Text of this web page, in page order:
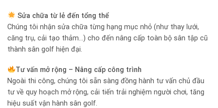
Sửa chữa từ lẻ đến tổng thể
Chúng tôi nhận sửa chữa từng hạng mục nhỏ (như thay lưới,
căng trụ, cải tạo thảm…) cho đến nâng cấp toàn bộ sân tập cũ
thành sân golf hiện đại.
Tư vấn mở rộng – Nâng cấp công trình
Ngoài thi công, chúng tôi sẵn sàng đồng hành tư vấn chủ đầu
tư về quy hoạch mở rộng, cải tiến trải nghiệm người chơi, tăng
hiệu suất vận hành sân golf.